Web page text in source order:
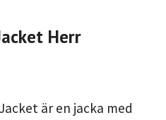
Herr
är en jacka med